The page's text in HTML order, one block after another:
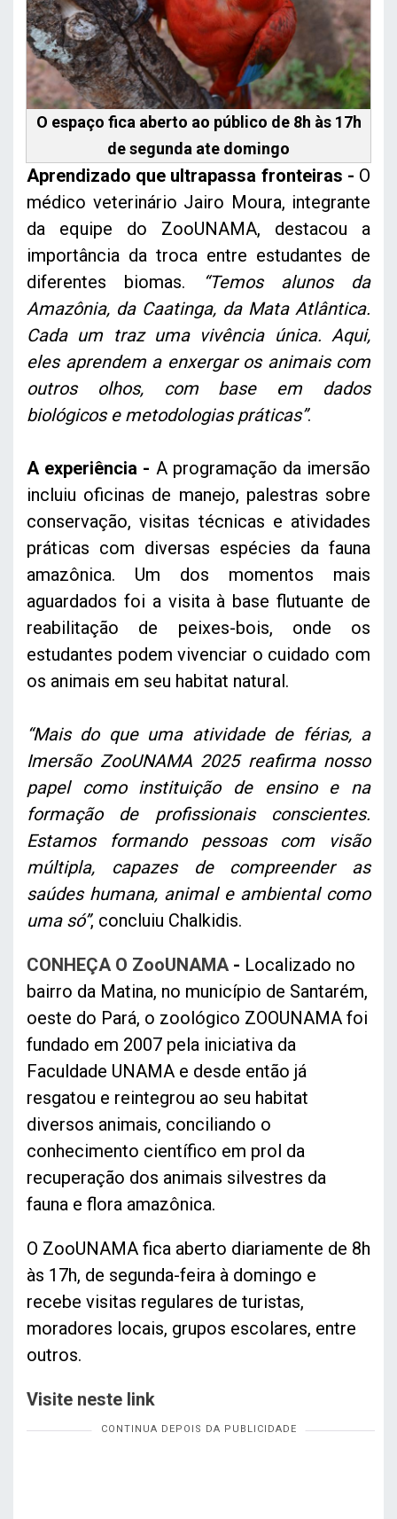
O espaço fica aberto ao público de 8h às 17h
de segunda ate domingo
Aprendizado que ultrapassa fronteiras - O
médico veterinário Jairo Moura, integrante
da equipe do ZooUNAMA, destacou a
importância da troca entre estudantes de
diferentes biomas.
“Temos alunos da
Amazônia, da Caatinga, da Mata Atlântica.
Cada um traz uma vivência única. Aqui,
eles aprendem a enxergar os animais com
outros olhos, com base em dados
biológicos e metodologias práticas”.
A experiência - A programação da imersão
incluiu oficinas de manejo, palestras sobre
conservação, visitas técnicas e atividades
práticas com diversas espécies da fauna
amazônica. Um dos momentos mais
aguardados foi a visita à base flutuante de
reabilitação de peixes-bois, onde os
estudantes podem vivenciar o cuidado com
os animais em seu habitat natural.
“Mais do que uma atividade de férias, a
Imersão ZooUNAMA 2025 reafirma nosso
papel como instituição de ensino e na
formação de profissionais conscientes.
Estamos formando pessoas com visão
múltipla, capazes de compreender as
saúdes humana, animal e ambiental como
uma só”, concluiu Chalkidis.
CONHEÇA O ZooUNAMA - Localizado no
bairro da Matina, no município de Santarém,
oeste do Pará, o zoológico ZOOUNAMA foi
fundado em 2007 pela iniciativa da
Faculdade UNAMA e desde então já
resgatou e reintegrou ao seu habitat
diversos animais, conciliando o
conhecimento científico em prol da
recuperação dos animais silvestres da
fauna e flora amazônica.
O ZooUNAMA fica aberto diariamente de 8h
às 17h, de segunda-feira à domingo e
recebe visitas regulares de turistas,
moradores locais, grupos escolares, entre
outros.
Visite neste link